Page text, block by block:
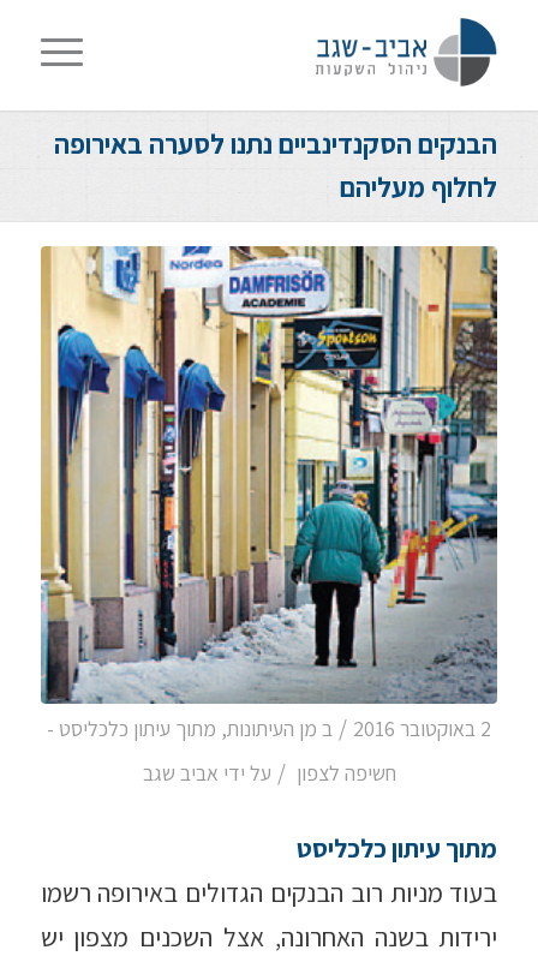
הבנקים הסקנדינביים נתנו לסערה באירופה
לחלוף מעליהם
2 באוקטובר 2016 / ב מן העיתונות, מתוך עיתון כלכליסט -
חשיפה לצפון / על ידי אביב שגב
מתוך עיתון כלכליסט
בעוד מניות רוב הבנקים הגדולים באירופה רשמו
ירידות בשנה האחרונה, אצל השכנים מצפון יש